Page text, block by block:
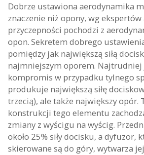
Dobrze ustawiona aerodynamika
znaczenie niż opony, wg ekspertów
przyczepności pochodzi z
opon. Sekretem dobrego
pomiędzy jak największą siłą
najmniejszym oporem. Najtrudniej
kompromis w przypadku tylnego
produkuje największą siłę
trzecią), ale także największy opór.
konstrukcji tego elementu
zmiany z wyścigu na wyścig.
około 25% siły docisku, a dyfuzor,
skierowane są do góry, wytwarza